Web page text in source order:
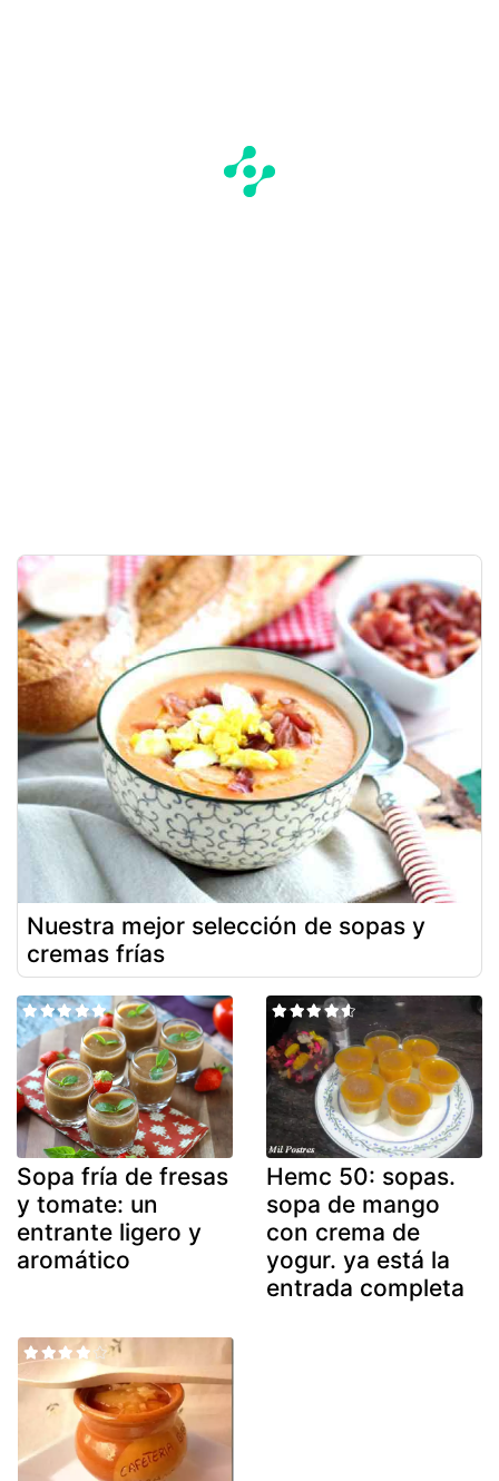
Nuestra mejor selección de sopas y
cremas frías
Sopa fría de fresas
y tomate: un
entrante ligero y
aromático
Hemc 50: sopas.
sopa de mango
con crema de
yogur. ya está la
entrada completa